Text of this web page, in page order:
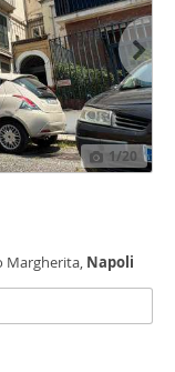
1/20
Margherita, Napoli